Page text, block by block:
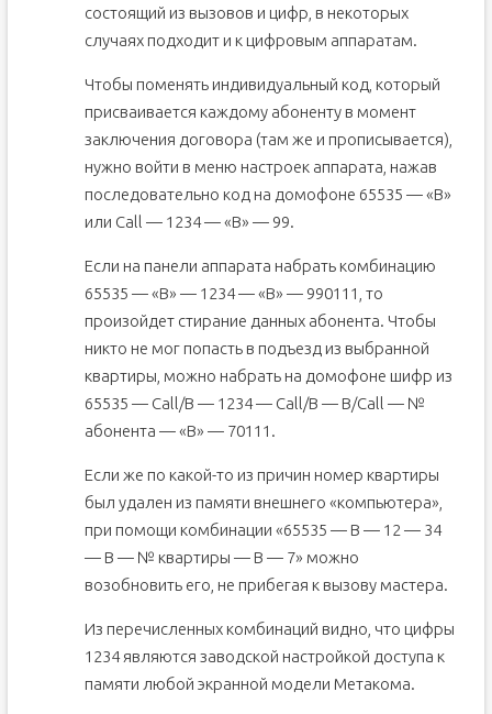
состоящий из вызовов и цифр, в некоторых
случаях подходит и к цифровым аппаратам.
Чтобы поменять индивидуальный код, который
присваивается каждому абоненту в момент
заключения договора (там же и прописывается),
нужно войти в меню настроек аппарата, нажав
последовательно код на домофоне 65535 — «В»
или Call — 1234 — «В» — 99.
Если на панели аппарата набрать комбинацию
65535 — «В» — 1234 — «В» — 990111, то
произойдет стирание данных абонента. Чтобы
никто не мог попасть в подъезд из выбранной
квартиры, можно набрать на домофоне шифр из
65535 — Call/В — 1234 — Call/В — В/Call — №
абонента — «В» — 70111.
Если же по какой-то из причин номер квартиры
был удален из памяти внешнего «компьютера»,
при помощи комбинации «65535 — В — 12 — 34
— В — № квартиры — В — 7» можно
возобновить его, не прибегая к вызову мастера.
Из перечисленных комбинаций видно, что цифры
1234 являются заводской настройкой доступа к
памяти любой экранной модели Метакома.